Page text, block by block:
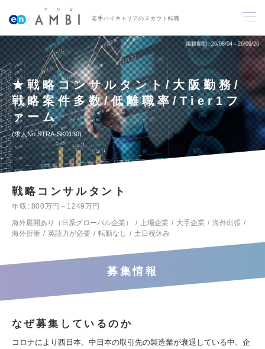
若手ハイキャリアのスカウト転職
掲載期間 26/08/04～26/09/26
★戦略コンサルタント/大阪勤務/
戦略案件多数/低離職率/Tier1フ
ァーム
求人No.STRA-SK0130
戦略コンサルタント
年収
800万円～1249万円
海外展開あり（日系グローバル企業）
上場企業 大手企業
海外出張
海外折衝
英語力が必要 転勤なし 土日祝休み
募集情報
なぜ募集しているのか
コロナにより西日本、中日本の取引先の製造業が衰退している中、企